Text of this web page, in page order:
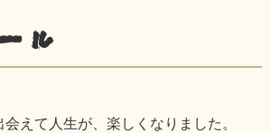
ル
えて人生が、楽しくなりました。